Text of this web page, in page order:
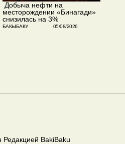
​ Добыча нефти на
месторождении «Бинагади»
снизилась на 3%
БАКЫБАКУ 05/08/2026
Редакцией BakiBaku